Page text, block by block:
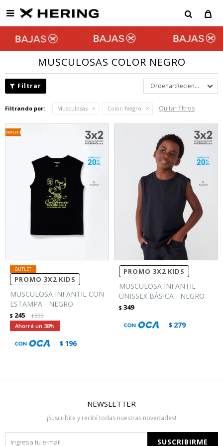

MUSCULOSAS COLOR NEGRO
Recientes
Filtrando por: Musculosas Color: Negro Quitar filtros
PROMO 3X2 KIDS
MUSCULOSA INFANTIL CON
ESTAMPA - NEGRO
$ 245 $399
38
$ 196
PROMO 3X2 KIDS
MUSCULOSA INFANTIL
UNISSEX BÁSICA - NEGRO
$ 349
$ 279
NEWSLETTER
¡Suscribite y recibí todas nuestras novedades!
SUSCRIBIRME